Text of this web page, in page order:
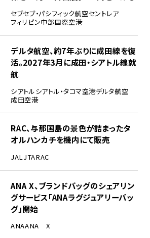
セブセブ・パシフィック航空セントレア
フィリピン中部国際空港
デルタ航空、約7年ぶりに成田線を復
活。2027年3月に成田・シアトル線就
航
シアトルシアトル・タコマ空港デルタ航空
成田空港
RAC、与那国島の景色が詰まったタ
オルハンカチを機内にて販売
JAL JTARAC
ANA X、ブランドバッグのシェアリン
グサービス「ANAラグジュアリーバッ
グ」開始
ANAANA X